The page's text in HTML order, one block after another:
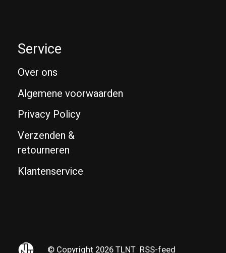
Service
Over ons
Algemene voorwaarden
Privacy Policy
Verzenden &
retourneren
Klantenservice
© Copyright 2026 TLNT RSS-feed